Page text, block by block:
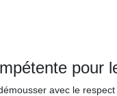
pour
avec le